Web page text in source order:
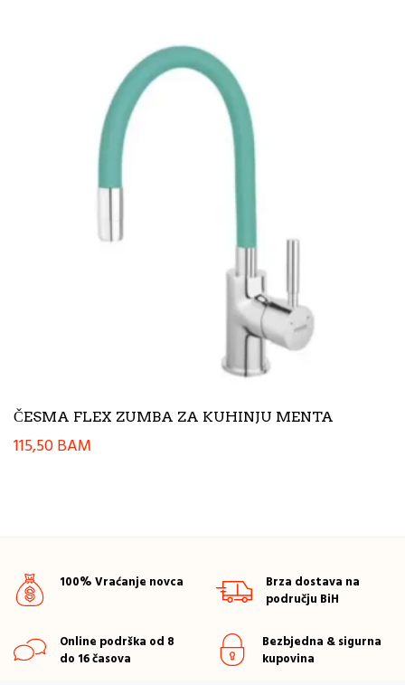
ČESMA FLEX ZUMBA ZA KUHINJU MENTA
115,50BAM
100% Vraćanje novca
Brza dostava na
području BiH
Online podrška od 8
do 16 časova
Bezbjedna & sigurna
kupovina